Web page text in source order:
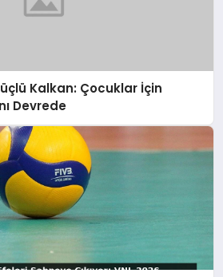
Kalkan: Çocuklar İçin
Devrede